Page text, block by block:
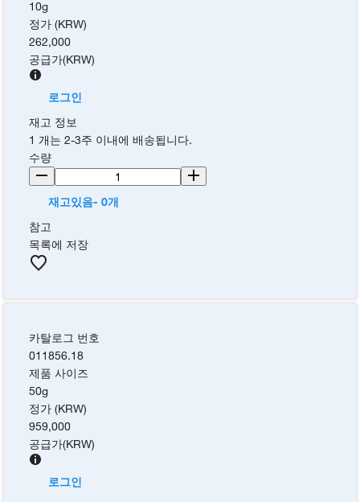
10g
정가 (KRW)
262,000
공급가(KRW)
로그인
재고 정보
1 개는 2-3주 이내에 배송됩니다.
수량
재고있음- 0개
참고
목록에 저장
카탈로그 번호
011856.18
제품 사이즈
50g
정가 (KRW)
959,000
공급가(KRW)
로그인